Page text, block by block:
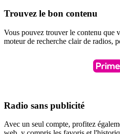
Trouvez le bon contenu
Vous pouvez trouver le contenu que
moteur de recherche clair de radios,
Radio sans publicité
Avec un seul compte, profitez